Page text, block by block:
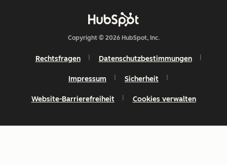
Copyright © 2026 HubSpot, Inc.
Rechtsfragen Datenschutzbestimmungen
Impressum Sicherheit
Website-Barrierefreiheit Cookies verwalten